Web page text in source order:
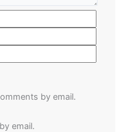
by email.
email.